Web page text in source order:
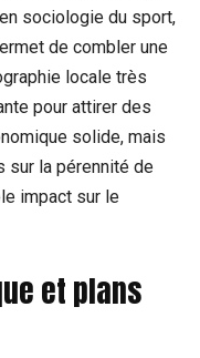
sociologie du sport,
de combler une
locale très
pour attirer des
solide, mais
sur la pérennité de
impact sur le
et plans